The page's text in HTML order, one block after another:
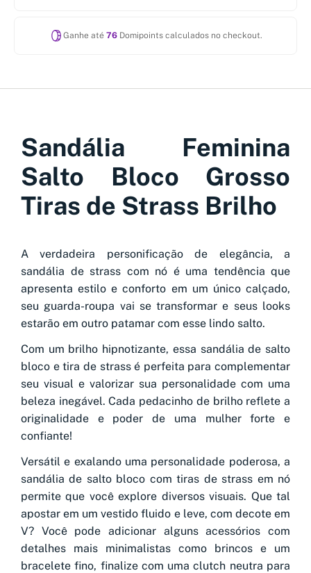
Ganhe até 76Domipoints calculados no checkout.
Sandália Feminina
Salto Bloco Grosso
Tiras de Strass Brilho
A verdadeira personificação de elegância, a
sandália de strass com nó é uma tendência que
apresenta estilo e conforto em um único calçado,
seu guarda-roupa vai se transformar e seus looks
estarão em outro patamar com esse lindo salto.
Com um brilho hipnotizante, essa sandália de salto
bloco e tira de strass é perfeita para complementar
seu visual e valorizar sua personalidade com uma
beleza inegável. Cada pedacinho de brilho reflete a
originalidade e poder de uma mulher forte e
confiante!
Versátil e exalando uma personalidade poderosa, a
sandália de salto bloco com tiras de strass em nó
permite que você explore diversos visuais. Que tal
apostar em um vestido fluido e leve, com decote em
V? Você pode adicionar alguns acessórios com
detalhes mais minimalistas como brincos e um
bracelete fino, finalize com uma clutch neutra para